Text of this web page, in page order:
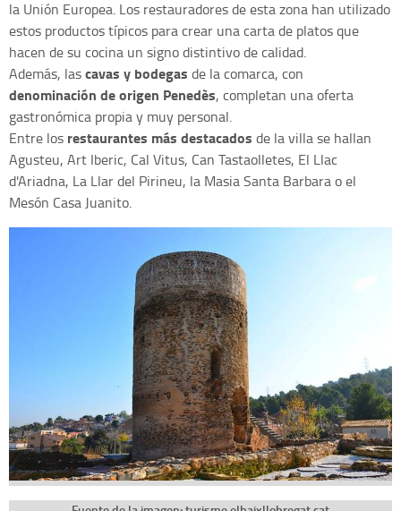
la Unión Europea. Los restauradores de esta zona han utilizado
estos productos típicos para crear una carta de platos que
hacen de su cocina un signo distintivo de calidad.
Además, lascavas y bodegas de la comarca, con
denominación de origen Penedès, completan una oferta
gastronómica propia y muy personal.
Entre los restaurantes más destacados de la villa se hallan
Agusteu, Art Iberic, Cal Vitus, Can Tastaolletes, El Llac
d'Ariadna, La Llar del Pirineu, la Masia Santa Barbara o el
Mesón Casa Juanito.